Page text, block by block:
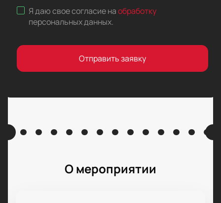
Я даю свое согласие наобработку
персональных данных.
Отправить заявку
О мероприятии